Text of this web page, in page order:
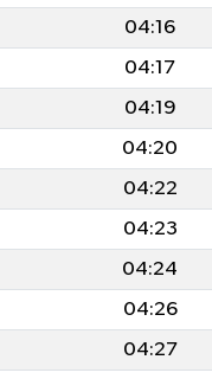
04:16
04:17
04:19
04:20
04:22
04:23
04:24
04:26
04:27